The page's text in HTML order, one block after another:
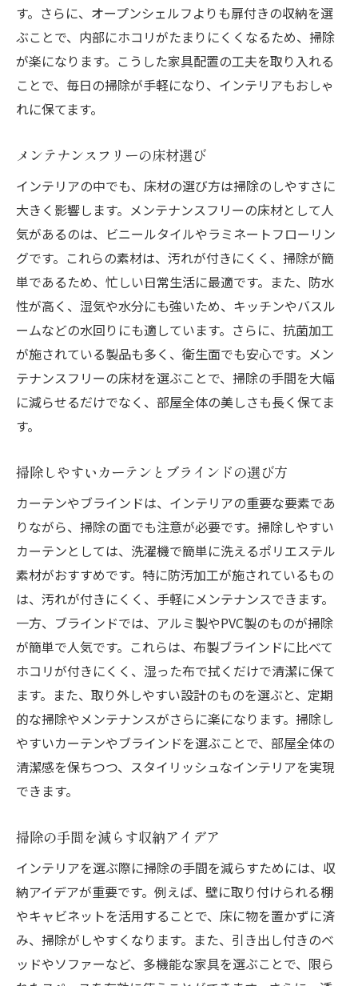
メンテナンスフリーのインテリアデコレー
ション
掃除が楽なテキスタイル選び
お手入れが簡単な観葉植物
ホコリがたまりにくい収納アイデア
簡単にきれいに保てる壁面デザイン
訣
掃除が楽なリビングルームのインテリア
ホコリがたまりにくいベッドルームの工夫
キッチンの掃除が楽になるインテリアアイ
デア
バスルームの手入れが簡単になるアイテム
掃除が楽なエントランスのデザイン
スッキリ収納で掃除の手間を減らす
掃除が楽になるインテリアで部屋をオシャレに
ホコリがたまりにくい家具選び
おしゃれで掃除が簡単なカーテン
掃除しやすい照明の選び方
掃除が楽なアートとデコレーション
スタイリッシュで掃除が簡単な収納
インテリア選びで毎日の掃除を簡単にするため
のアドバイス
掃除が楽な素材とデザインの家具
ホコリを防ぐインテリア配置のポイント
簡単に手入れできるカーテンとブラインド
メンテナンスフリーのフロアマット
す。さらに、オープンシェルフよりも扉付きの収納を選
ぶことで、内部にホコリがたまりにくくなるため、掃除
が楽になります。こうした家具配置の工夫を取り入れる
ことで、毎日の掃除が手軽になり、インテリアもおしゃ
れに保てます。
メンテナンスフリーの床材選び
インテリアの中でも、床材の選び方は掃除のしやすさに
大きく影響します。メンテナンスフリーの床材として人
気があるのは、ビニールタイルやラミネートフローリン
グです。これらの素材は、汚れが付きにくく、掃除が簡
単であるため、忙しい日常生活に最適です。また、防水
性が高く、湿気や水分にも強いため、キッチンやバスル
ームなどの水回りにも適しています。さらに、抗菌加工
が施されている製品も多く、衛生面でも安心です。メン
テナンスフリーの床材を選ぶことで、掃除の手間を大幅
に減らせるだけでなく、部屋全体の美しさも長く保てま
す。
掃除しやすいカーテンとブラインドの選び方
カーテンやブラインドは、インテリアの重要な要素であ
りながら、掃除の面でも注意が必要です。掃除しやすい
カーテンとしては、洗濯機で簡単に洗えるポリエステル
素材がおすすめです。特に防汚加工が施されているもの
は、汚れが付きにくく、手軽にメンテナンスできます。
一方、ブラインドでは、アルミ製やPVC製のものが掃除
が簡単で人気です。これらは、布製ブラインドに比べて
ホコリが付きにくく、湿った布で拭くだけで清潔に保て
ます。また、取り外しやすい設計のものを選ぶと、定期
的な掃除やメンテナンスがさらに楽になります。掃除し
やすいカーテンやブラインドを選ぶことで、部屋全体の
清潔感を保ちつつ、スタイリッシュなインテリアを実現
できます。
掃除の手間を減らす収納アイデア
インテリアを選ぶ際に掃除の手間を減らすためには、収
納アイデアが重要です。例えば、壁に取り付けられる棚
やキャビネットを活用することで、床に物を置かずに済
み、掃除がしやすくなります。また、引き出し付きのベ
ッドやソファーなど、多機能な家具を選ぶことで、限ら